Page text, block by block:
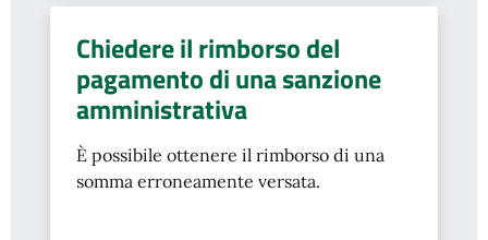
Chiedere il rimborso del
pagamento di una sanzione
amministrativa
È possibile ottenere il rimborso di una
somma erroneamente versata.